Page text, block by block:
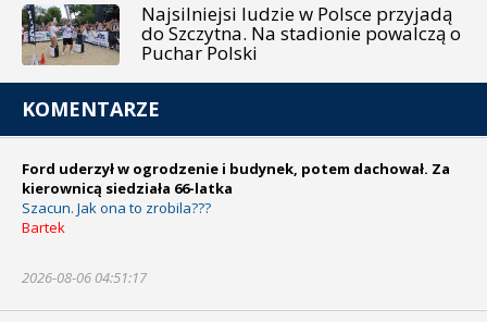
Najsilniejsi ludzie w Polsce przyjadą
do Szczytna. Na stadionie powalczą o
Puchar Polski
KOMENTARZE
Ford uderzył w ogrodzenie i budynek, potem dachował. Za
kierownicą siedziała 66-latka
Szacun. Jak ona to zrobila???
Bartek
2026-08-06 04:51:17